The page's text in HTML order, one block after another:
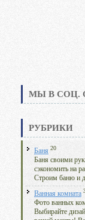
МЫ В СОЦ.
РУБРИКИ
Баня 20
Баня своими
сэкономить на
Строим баню и
Ванная комната
Фото ванных
Выбирайте